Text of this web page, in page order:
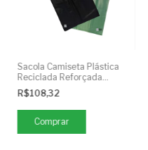
Sacola Camiseta Plástica
Reciclada Reforçada
50x70cm
R$108,32
Comprar